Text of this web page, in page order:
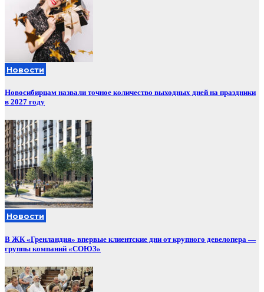
Новости
Новосибирцам назвали точное количество выходных дней на праздники
в 2027 году
Новости
В ЖК «Гренландия» впервые клиентские дни от крупного девелопера —
группы компаний «СОЮЗ»